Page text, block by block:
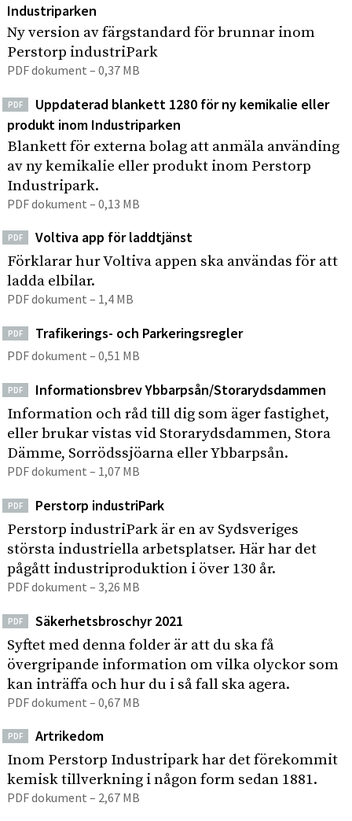
Industriparken
Ny version av färgstandard för brunnar inom
Perstorp industriPark
PDF dokument – 0,37 MB
PDF
Uppdaterad blankett 1280 för ny kemikalie eller
produkt inom Industriparken
Blankett för externa bolag att anmäla använding
av ny kemikalie eller produkt inom Perstorp
Industripark.
PDF dokument – 0,13 MB
PDF
Voltiva app för laddtjänst
Förklarar hur Voltiva appen ska användas för att
ladda elbilar.
PDF dokument – 1,4 MB
PDF Trafikerings- och Parkeringsregler
PDF dokument – 0,51 MB
PDF
Informationsbrev Ybbarpsån/Storarydsdammen
Information och råd till dig som äger fastighet,
eller brukar vistas vid Storarydsdammen, Stora
Dämme, Sorrödssjöarna eller Ybbarpsån.
PDF dokument – 1,07 MB
PDF
Perstorp industriPark
Perstorp industriPark är en av Sydsveriges
största industriella arbetsplatser. Här har det
pågått industriproduktion i över 130 år.
PDF dokument – 3,26 MB
PDF
Säkerhetsbroschyr 2021
Syftet med denna folder är att du ska få
övergripande information om vilka olyckor som
kan inträffa och hur du i så fall ska agera.
PDF dokument – 0,67 MB
PDF
Artrikedom
Inom Perstorp Industripark har det förekommit
kemisk tillverkning i någon form sedan 1881.
PDF dokument – 2,67 MB